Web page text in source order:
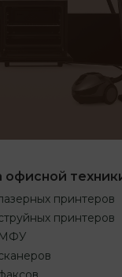
офисной
принтеров
принтеров
МФУ